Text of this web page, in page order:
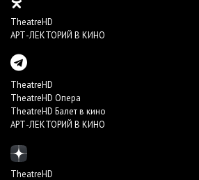
TheatreHD
АРТ-ЛЕКТОРИЙ В КИНО
TheatreHD
TheatreHD Опера
TheatreHD Балет в кино
АРТ-ЛЕКТОРИЙ В КИНО
TheatreHD